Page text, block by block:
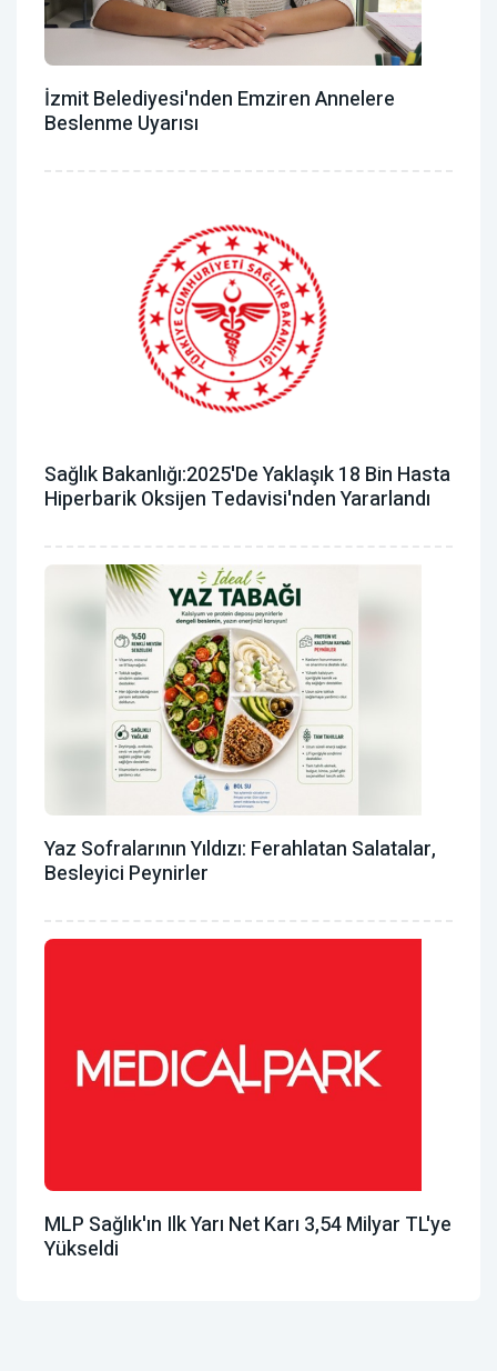
İzmit Belediyesi'nden Emziren Annelere
Beslenme Uyarısı
Sağlık Bakanlığı:2025'de Yaklaşık 18 Bin Hasta
Hiperbarik Oksijen Tedavisi'nden Yararlandı
Yaz Sofralarının Yıldızı: Ferahlatan Salatalar,
Besleyici Peynirler
MLP Sağlık'ın Ilk Yarı Net Karı 3,54 Milyar TL'ye
Yükseldi